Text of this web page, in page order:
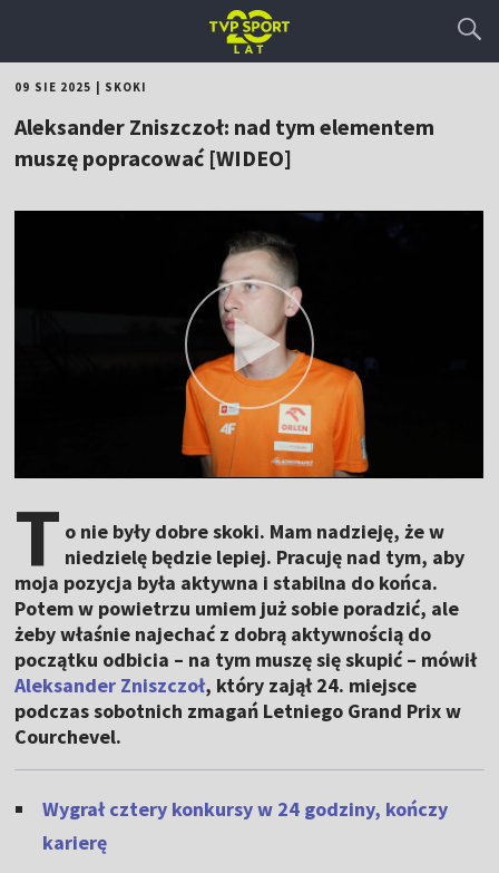
09 SIE 2025 SKOKI
Aleksander Zniszczoł: nad tym elementem
muszę popracować [WIDEO]
T o nie były dobre skoki. Mam nadzieję, że w
niedzielę będzie lepiej. Pracuję nad tym, aby
moja pozycja była aktywna i stabilna do końca.
Potem w powietrzu umiem już sobie poradzić, ale
żeby właśnie najechać z dobrą aktywnością do
początku odbicia – na tym muszę się skupić – mówił
Aleksander Zniszczoł, który zajął 24. miejsce
podczas sobotnich zmagań Letniego Grand Prix w
Courchevel.
Wygrał cztery konkursy w 24 godziny, kończy
karierę